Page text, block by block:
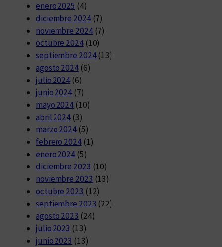
enero 2025 (4)
diciembre 2024(7)
noviembre 2024(7)
octubre 2024(10)
septiembre 2024(13)
agosto 2024(6)
julio 2024 (6)
junio 2024 (7)
mayo 2024 (10)
abril 2024 (3)
marzo 2024 (5)
febrero 2024(1)
enero 2024 (5)
diciembre 2023 (10)
noviembre 2023 (13)
octubre 2023 (12)
septiembre 2023 (22)
agosto 2023 (24)
julio 2023 (13)
junio 2023 (13)